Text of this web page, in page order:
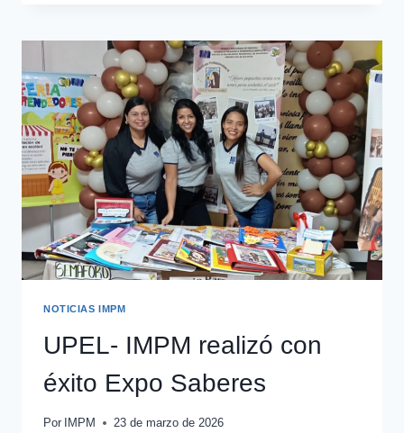
NOTICIAS IMPM
UPEL- IMPM realizó con
éxito Expo Saberes
Por IMPM 23 de marzo de 2026